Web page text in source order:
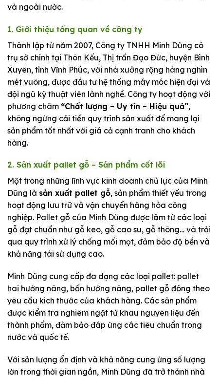
và ngoài nước.
1. Giới thiệu tổng quan về công ty
Thành lập từ năm 2007, Công ty TNHH Minh Dũng có
trụ sở chính tại Thôn Kếu, Thị trấn Đạo Đức, huyện Bình
Xuyên, tỉnh Vĩnh Phúc, với nhà xưởng rộng hàng nghìn
mét vuông, được đầu tư hệ thống máy móc hiện đại và
đội ngũ kỹ thuật viên lành nghề. Công ty hoạt động với
phương châm “Chất lượng – Uy tín – Hiệu quả”,
không ngừng cải tiến quy trình sản xuất để mang lại
sản phẩm tốt nhất với giá cả cạnh tranh cho khách
hàng.
2. Sản xuất pallet gỗ – Sản phẩm cốt lõi
Một trong những lĩnh vực kinh doanh chủ lực của Minh
Dũng là sản xuất pallet gỗ, sản phẩm thiết yếu trong
hoạt động lưu trữ và vận chuyển hàng hóa công
nghiệp. Pallet gỗ của Minh Dũng được làm từ các loại
gỗ đạt chuẩn như gỗ keo, gỗ cao su, gỗ thông… và trải
qua quy trình xử lý chống mối mọt, đảm bảo độ bền và
khả năng tái sử dụng cao.
Minh Dũng cung cấp đa dạng các loại pallet: pallet
hai hướng nâng, bốn hướng nâng, pallet gỗ đóng theo
yêu cầu kích thước của khách hàng. Các sản phẩm
được kiểm tra nghiêm ngặt từ khâu nguyên liệu đến
thành phẩm, đảm bảo đáp ứng các tiêu chuẩn trong
nước và quốc tế.
Với sản lượng ổn định và khả năng cung ứng số lượng
lớn trong thời gian ngắn, Minh Dũng đã trở thành nhà